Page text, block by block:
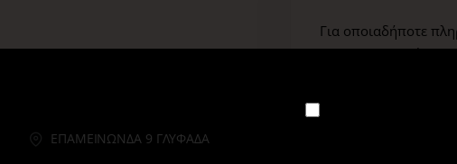
Για οποιαδήποτε
ΕΠΑΜΕΙΝΩΝΔΑ 9 ΓΛΥΦΑΔΑ